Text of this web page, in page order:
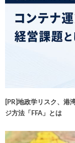
[PR]地政学リスク、港
ジ方法「FFA」とは